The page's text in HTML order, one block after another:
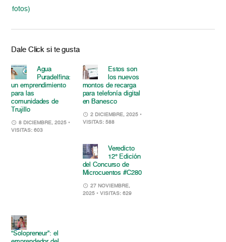
fotos)
Dale Click si te gusta
Agua
Puradelfina:
un emprendimiento
para las
comunidades de
Trujillo
8 DICIEMBRE, 2025 •
VISITAS: 603
Estos son
los nuevos
montos de recarga
para telefonía digital
en Banesco
2 DICIEMBRE, 2025 •
VISITAS: 588
Veredicto
12° Edición
del Concurso de
Microcuentos #C280
27 NOVIEMBRE,
2025 • VISITAS: 629
“Solopreneur”: el